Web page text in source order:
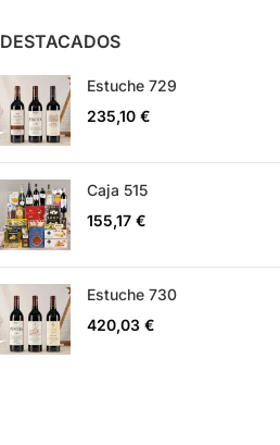
DESTACADOS
Estuche 729
235,10 €
Caja 515
155,17 €
Estuche 730
420,03 €